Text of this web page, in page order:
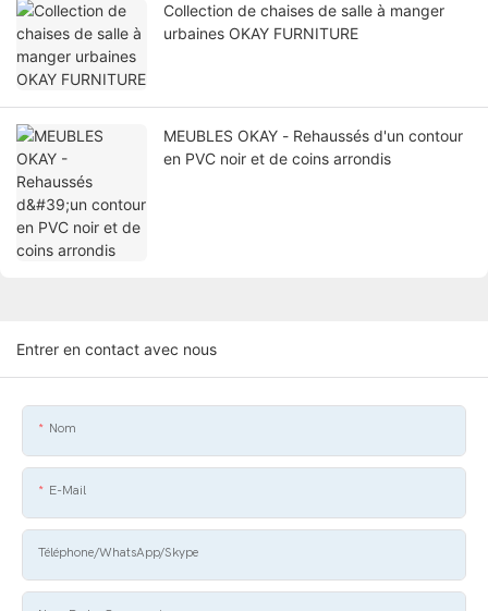
Collection de chaises de salle à manger
urbaines OKAY FURNITURE
MEUBLES OKAY - Rehaussés d'un contour
en PVC noir et de coins arrondis
Entrer en contact avec nous
Nom
E-Mail
Téléphone/WhatsApp/Skype